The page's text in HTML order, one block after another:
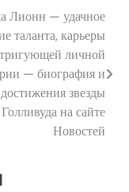
Лионн — удачное
таланта, карьеры
личной
— биография и
достижения звезды
Голливуда на сайте
Новостей